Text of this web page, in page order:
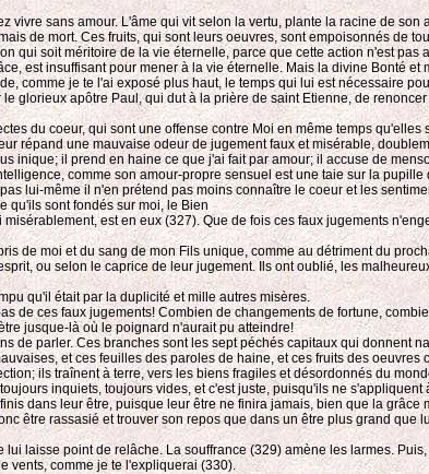
sans amour. L'âme qui vit selon la vertu, plante la racine de
de mort. Ces fruits, qui sont leurs oeuvres, sont empoisonnés de
qui soit méritoire de la vie éternelle, parce que cette action n'est
est insuffisant pour mener à la vie éternelle. Mais la divine Bonté
comme je te l'ai exposé plus haut, le temps qui lui est nécessaire
glorieux apôtre Paul, qui dut à la prière de saint Etienne, de
du coeur, qui sont une offense contre Moi en même temps
répand une mauvaise odeur de jugement faux et misérable,
inique; il prend en haine ce que j'ai fait par amour; il accuse de
comme son amour-propre sensuel est une taie sur la
lui-même il n'en prétend pas moins connaître le coeur et les
qu'ils sont fondés sur moi, le Bien
est en eux (327). Que de fois ces faux jugements
de moi et du sang de mon Fils unique, comme au détriment du
ou selon le caprice de leur jugement. Ils ont oublié, les
qu'il était par la duplicité et mille autres misères.
de ces faux jugements! Combien de changements de fortune,
jusque-là où le poignard n'aurait pu atteindre!
parler. Ces branches sont les sept péchés capitaux qui donnent
et ces feuilles des paroles de haine, et ces fruits des oeuvres
ils traînent à terre, vers les biens fragiles et désordonnés du
inquiets, toujours vides, et c'est juste, puisqu'ils ne
dans leur être, puisque leur être ne finira jamais, bien que la grâce
être rassasié et trouver son repos que dans un être plus grand que
laisse point de relâche. La souffrance (329) amène les larmes.
vents, comme je te l'expliquerai (330).